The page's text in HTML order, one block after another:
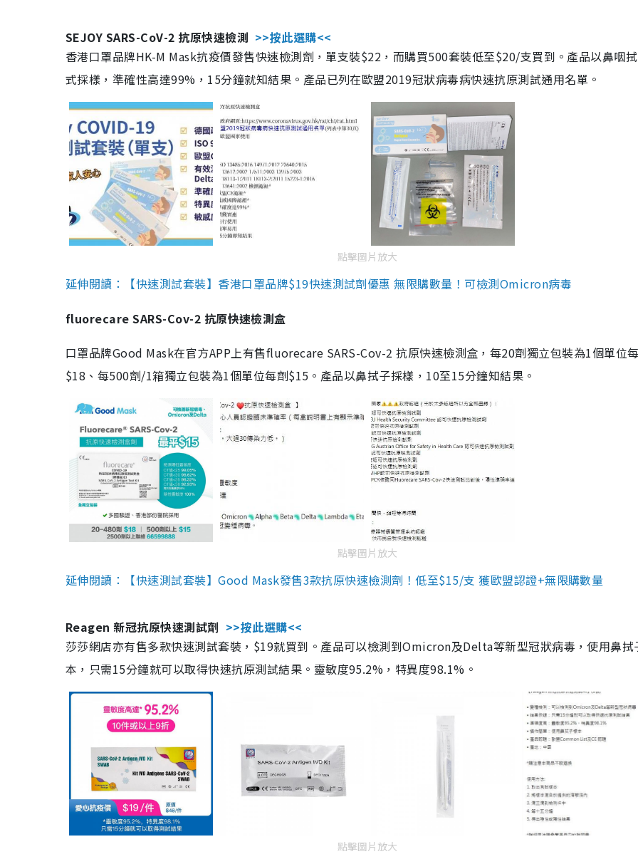
SEJOY SARS-CoV-2 抗原快速檢測 >>按此選購<<
香港口罩品牌HK-M Mask抗疫價發售快速檢測劑，單支裝$22，而購買500套裝低至$20/支買到。產品以鼻咽
式採樣，準確性高達99%，15分鐘就知結果。產品已列在歐盟2019冠狀病毒病快速抗原測試通用名單。
點擊圖片放大
延伸閱讀：【快速測試套裝】香港口罩品牌$19快速測試劑優惠 無限購數量！可檢測Omicron病毒
fluorecare SARS-Cov-2 抗原快速檢測盒
口罩品牌Good Mask在官方APP上有售fluorecare SARS-Cov-2 抗原快速檢測盒，每20劑獨立包裝為1個單位
$18、每500劑/1箱獨立包裝為1個單位每劑$15。產品以鼻拭子採樣，10至15分鐘知結果。
點擊圖片放大
延伸閱讀：【快速測試套裝】Good Mask發售3款抗原快速檢測劑！低至$15/支 獲歐盟認證+無限購數量
Reagen 新冠抗原快速測試劑 >>按此選購<<
莎莎網店亦有售多款快速測試套裝，$19就買到。產品可以檢測到Omicron及Delta等新型冠狀病毒，使用鼻拭
本，只需15分鐘就可以取得快速抗原測試結果。靈敏度95.2%，特異度98.1%。
點擊圖片放大